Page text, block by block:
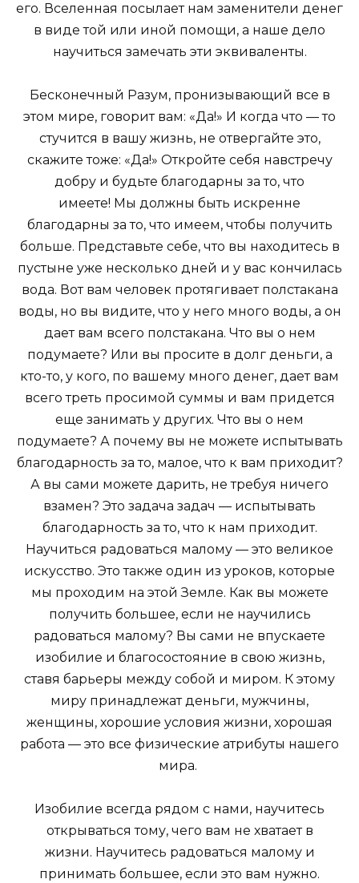
его. Вселенная посылает нам заменители денег
в виде той или иной помощи, а наше дело
научиться замечать эти эквиваленты.
Бесконечный Разум, пронизывающий все в
этом мире, говорит вам: «Да!» И когда что — то
стучится в вашу жизнь, не отвергайте это,
скажите тоже: «Да!» Откройте себя навстречу
добру и будьте благодарны за то, что
имеете! Мы должны быть искренне
благодарны за то, что имеем, чтобы получить
больше. Представьте себе, что вы находитесь в
пустыне уже несколько дней и у вас кончилась
вода. Вот вам человек протягивает полстакана
воды, но вы видите, что у него много воды, а он
дает вам всего полстакана. Что вы о нем
подумаете? Или вы просите в долг деньги, а
кто-то, у кого, по вашему много денег, дает вам
всего треть просимой суммы и вам придется
еще занимать у других. Что вы о нем
подумаете? А почему вы не можете испытывать
благодарность за то, малое, что к вам приходит?
А вы сами можете дарить, не требуя ничего
взамен? Это задача задач — испытывать
благодарность за то, что к нам приходит.
Научиться радоваться малому — это великое
искусство. Это также один из уроков, которые
мы проходим на этой Земле. Как вы можете
получить большее, если не научились
радоваться малому? Вы сами не впускаете
изобилие и благосостояние в свою жизнь,
ставя барьеры между собой и миром. К этому
миру принадлежат деньги, мужчины,
женщины, хорошие условия жизни, хорошая
работа — это все физические атрибуты нашего
мира.
Изобилие всегда рядом с нами, научитесь
открываться тому, чего вам не хватает в
жизни. Научитесь радоваться малому и
принимать большее, если это вам нужно.